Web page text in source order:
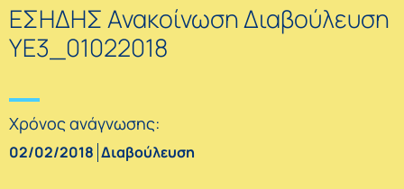
ΕΣΗΔΗΣ Ανακοίνωση Διαβούλευση
ΥΕ3_01022018
Χρόνος ανάγνωσης:
02/02/2018 Διαβούλευση